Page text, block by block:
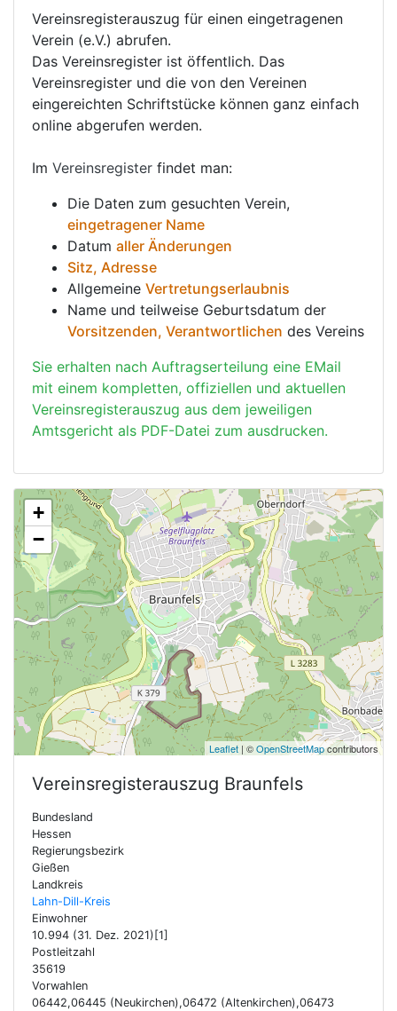
Vereinsregisterauszug für einen eingetragenen
Verein (e.V.) abrufen.
Das Vereinsregister ist öffentlich. Das
Vereinsregister und die von den Vereinen
eingereichten Schriftstücke können ganz einfach
online abgerufen werden.
Im Vereinsregister findet man:
Die Daten zum gesuchten Verein,
eingetragener Name
Datum aller Änderungen
Sitz, Adresse
Allgemeine Vertretungserlaubnis
Name und teilweise Geburtsdatum der
Vorsitzenden, Verantwortlichen des Vereins
Sie erhalten nach Auftragserteilung eine EMail
mit einem kompletten, offiziellen und aktuellen
Vereinsregisterauszug aus dem jeweiligen
Amtsgericht als PDF-Datei zum ausdrucken.
+
−
Leaflet | ©OpenStreetMapcontributors
Vereinsregisterauszug Braunfels
Bundesland
Hessen
Regierungsbezirk
Gießen
Landkreis
Lahn-Dill-Kreis
Einwohner
10.994 (31. Dez. 2021)[1]
Postleitzahl
35619
Vorwahlen
06442,06445 (Neukirchen),06472 (Altenkirchen),06473